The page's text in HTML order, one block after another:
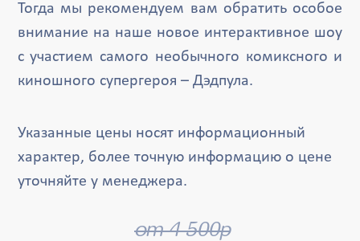
Тогда мы рекомендуем вам обратить особое
внимание на наше новое интерактивное шоу
с участием самого необычного комиксного и
киношного супергероя – Дэдпула.
Указанные цены носят информационный
характер, более точную информацию о цене
уточняйте у менеджера.
от 4 500р